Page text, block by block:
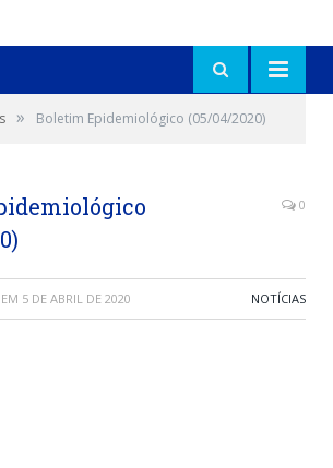
» Boletim Epidemiológico (05/04/2020)
0
EM 5 DE ABRIL DE 2020 NOTÍCIAS